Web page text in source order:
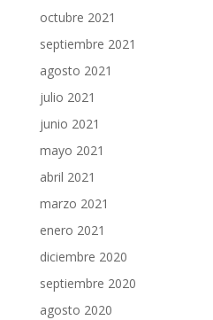
octubre 2021
septiembre 2021
agosto 2021
julio 2021
junio 2021
mayo 2021
abril 2021
marzo 2021
enero 2021
diciembre 2020
septiembre 2020
agosto 2020